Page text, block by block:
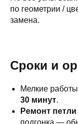
по геометрии /
замена.
Сроки и
Мелкие
30 минут.
Ремонт
подгонка —